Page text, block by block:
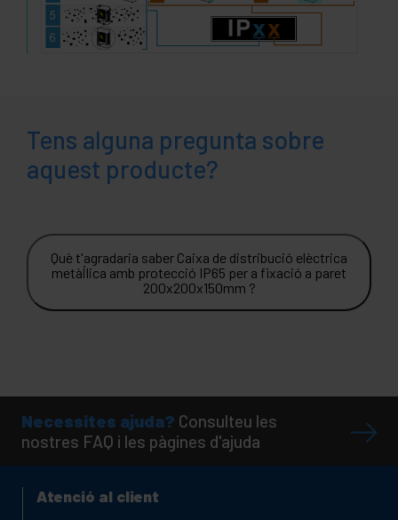
Tens alguna pregunta sobre
aquest producte?
Què t'agradaria saber Caixa de distribució elèctrica
metàl·lica amb protecció IP65 per a fixació a paret
200x200x150mm ?
Necessites ajuda? Consulteu les
nostres FAQ i les pàgines d'ajuda
Atenció al client